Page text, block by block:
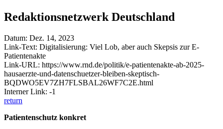
Redaktionsnetzwerk Deutschland
Datum: Dez. 14, 2023
Link-Text: Digitalisierung: Viel Lob, aber auch Skepsis zur E-
Patientenakte
Link-URL: https://www.rnd.de/politik/e-patientenakte-ab-2025-
hausaerzte-und-datenschuetzer-bleiben-skeptisch-
BQDWO5EV7ZH7FLSBAL26WF7C2E.html
Interner Link: -1
return
Patientenschutz konkret